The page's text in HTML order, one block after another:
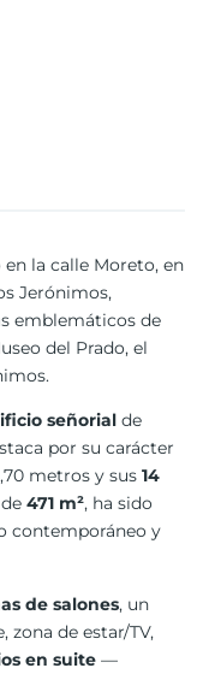
la calle Moreto, en
Jerónimos,
emblemáticos de
del Prado, el
señorial de
por su carácter
metros y sus 14
471 m², ha sido
contemporáneo y
de salones, un
zona de estar/TV,
en suite —